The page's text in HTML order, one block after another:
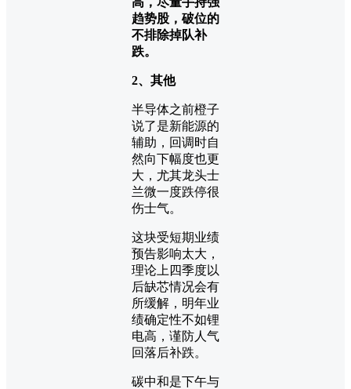
趋势股，破位的
不排除掉队补
跌。
2、其他
半导体之前橙子
说了是新能源的
辅助，回调时自
然向下幅度也更
大，尤其龙头士
兰微一度跌停很
伤士气。
这块受短期业绩
预告影响太大，
理论上四季度以
后缺芯情况会有
所缓解，明年业
绩确定性不如锂
电高，谨防人气
回落后补跌。
碳中和是下午与